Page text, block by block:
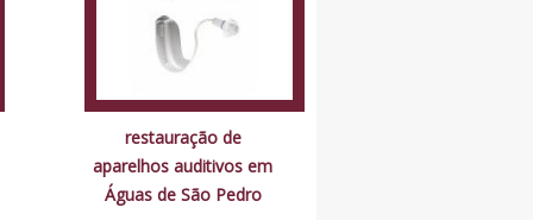
restauração de
aparelhos auditivos em
Águas de São Pedro